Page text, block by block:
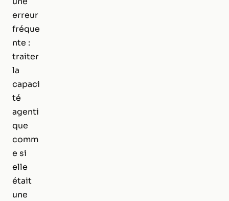
erreur
fréque
nte :
traiter
la
capaci
té
agenti
que
comm
e si
elle
était
une